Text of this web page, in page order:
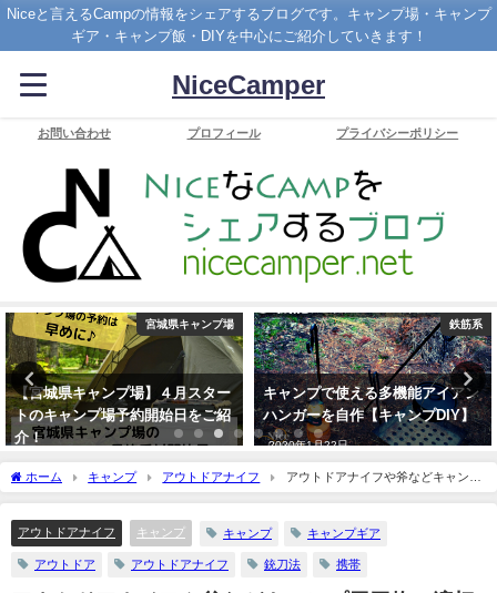
Niceと言えるCampの情報をシェアするブログです。キャンプ場・キャンプ
ギア・キャンプ飯・DIYを中心にご紹介していきます！
NiceCamper
お問い合わせ プロフィール プライバシーポリシー
宮城県キャンプ場
【宮城県キャンプ場】４月スター
トのキャンプ場予約開始日をご紹
介！
鉄筋系
キャンプで使える多機能アイアン
ハンガーを自作【キャンプDIY】
2020年1月22日
ホーム キャンプ アウトドアナイフ
アウトドアナイフや斧などキャンプ
用刃物の適切な使用と保管方法について
アウトドアナイフ キャンプ キャンプ キャンプギア
アウトドア アウトドアナイフ 銃刀法 携帯